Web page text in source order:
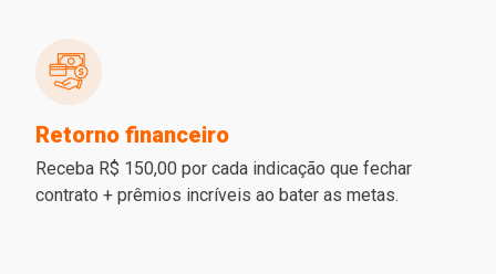
Retorno financeiro
Receba R$ 150,00 por cada indicação que fechar
contrato + prêmios incríveis ao bater as metas.